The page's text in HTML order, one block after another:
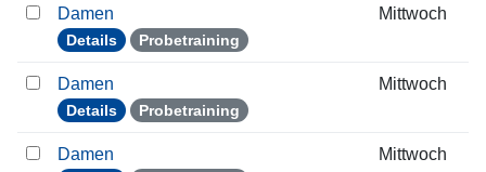
Damen
Details Probetraining
Mittwoch
Damen
Details Probetraining
Mittwoch
Damen Mittwoch